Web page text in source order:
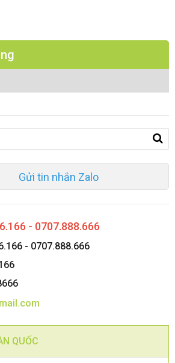
Gửi tin nhắn Zalo
- 0707.888.666
- 0707.888.666
QUỐC